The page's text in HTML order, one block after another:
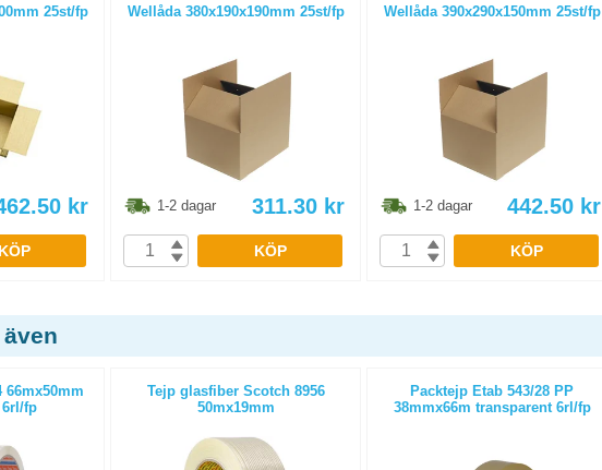
25st/fp
kr
KÖP
Wellåda 380x190x190mm 25st/fp
1-2 dagar 311.30 kr
KÖP
Wellåda 390x290x150mm 25st/fp
1-2 dagar 442.50 kr
KÖP
66mx50mm
6rl/fp
Tejp glasfiber Scotch 8956
50mx19mm
Packtejp Etab 543/28 PP
38mmx66m transparent 6rl/fp